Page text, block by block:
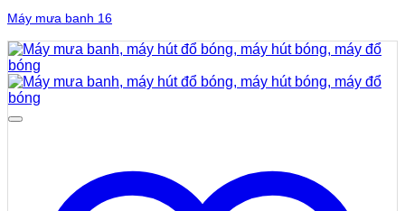
Máy mưa banh 16